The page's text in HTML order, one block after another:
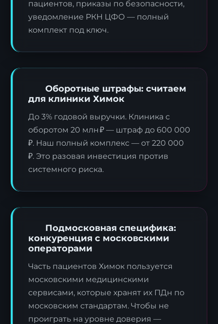
пациентов, приказы по безопасности,
уведомление РКН ЦФО — полный
комплект под ключ.
Оборотные штрафы: считаем
для клиники Химок
До 3% годовой выручки. Клиника с
оборотом 20 млн ₽ — штраф до 600 000
₽. Наш полный комплекс — от 220 000
₽. Это разовая инвестиция против
системного риска.
Подмосковная специфика:
конкуренция с московскими
операторами
Часть пациентов Химок пользуется
московскими медицинскими
сервисами, которые хранят их ПДн по
московским стандартам. Чтобы не
проиграть на уровне доверия —